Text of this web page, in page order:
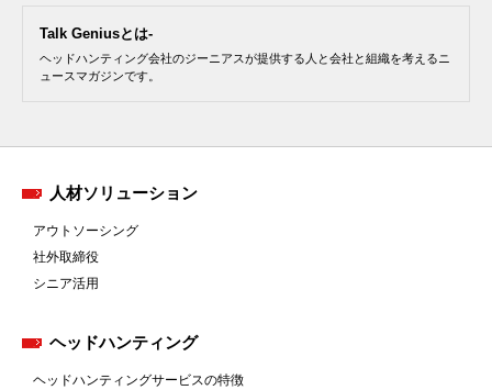
Talk Geniusとは-
ヘッドハンティング会社のジーニアスが提供する人と会社と組織を考えるニ
ュースマガジンです。
人材ソリューション
アウトソーシング
社外取締役
シニア活用
ヘッドハンティング
ヘッドハンティングサービスの特徴